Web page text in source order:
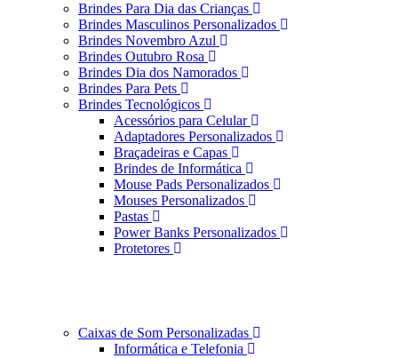
Brindes Para Dia das Crianças
Brindes Masculinos Personalizados
Brindes Novembro Azul
Brindes Outubro Rosa
Brindes Dia dos Namorados
Brindes Para Pets
Brindes Tecnológicos
Acessórios para Celular
Adaptadores Personalizados
Braçadeiras e Capas
Brindes de Informática
Mouse Pads Personalizados
Mouses Personalizados
Pastas
Power Banks Personalizados
Protetores
Caixas de Som Personalizadas
Informática e Telefonia